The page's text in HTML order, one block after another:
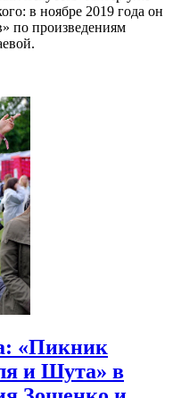
в ноябре 2019 года он
по произведениям
«Пикник
и Шута» в